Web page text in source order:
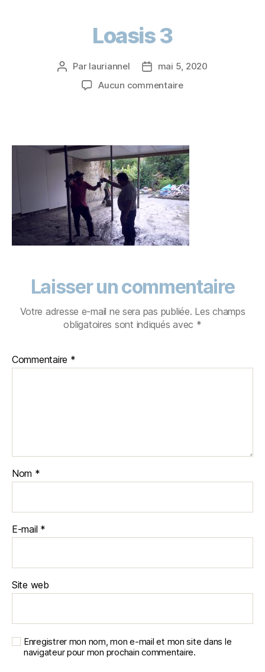
Loasis 3
Par lauriannel
mai 5, 2020
Aucun commentaire
Laisser un commentaire
Votre adresse e-mail ne sera pas publiée. Les champs
obligatoires sont indiqués avec *
Commentaire *
Nom *
E-mail *
Site web
Enregistrer mon nom, mon e-mail et mon site dans le
navigateur pour mon prochain commentaire.